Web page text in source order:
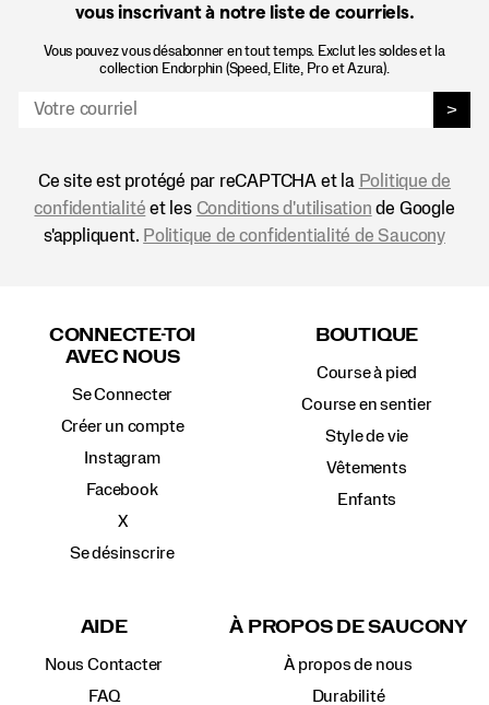
vous inscrivant à notre liste de courriels.
Vous pouvez vous désabonner en tout temps. Exclut les soldes et la
collection Endorphin (Speed, Elite, Pro et Azura).
>
Ce site est protégé par reCAPTCHA et la Politique de
confidentialité et les Conditions d'utilisation de Google
s'appliquent. Politique de confidentialité de Saucony
CONNECTE-TOI
AVEC NOUS
Se Connecter
Créer un compte
Instagram
Facebook
X
Se désinscrire
BOUTIQUE
Course à pied
Course en sentier
Style de vie
Vêtements
Enfants
AIDE
Nous Contacter
FAQ
À PROPOS DE SAUCONY
À propos de nous
Durabilité